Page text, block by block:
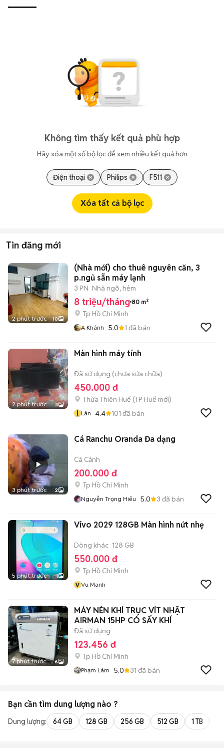
Không tìm thấy kết quả phù hợp
Hãy xóa một số bộ lọc để xem nhiều kết quả hơn
Điện thoại Philips F511
Xóa tất cả bộ lọc
Tin đăng mới
2 phút trước 10
(Nhà mới) cho thuê nguyên căn, 3
p.ngủ sẵn máy lạnh
3 PN Nhà ngõ, hẻm
8 triệu/tháng 80 m²
Tp Hồ Chí Minh
A Khánh 5.0 1 đã bán
2 phút trước 3
Màn hình máy tính
Đã sử dụng (chưa sửa chữa)
450.000 đ
Thừa Thiên Huế (TP Huế mới)
l Lân 4.4 101 đã bán
3 phút trước 2
Cá Ranchu Oranda Đa dạng
Cá Cảnh
200.000 đ
Tp Hồ Chí Minh
Nguyễn Trọng Hiếu 5.0 3 đã bán
5 phút trước 1
Vivo 2029 128GB Màn hình nứt nhẹ
Dòng khác 128 GB
550.000 đ
Tp Hồ Chí Minh
v Vu Manh
7 phút trước 6
MÁY NÉN KHÍ TRỤC VÍT NHẬT
AIRMAN 15HP CÓ SẤY KHÍ
Đã sử dụng
123.456 đ
Tp Hồ Chí Minh
Phạm Lâm 5.0 31 đã bán
Bạn cần tìm dung lượng nào ?
Dung lượng: 64 GB 128 GB 256 GB 512 GB 1 TB